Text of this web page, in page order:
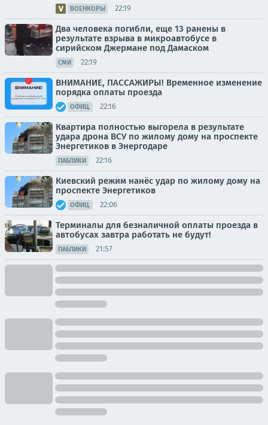
ВОЕНКОРЫ 22:19
Два человека погибли, еще 13 ранены в
результате взрыва в микроавтобусе в
сирийском Джермане под Дамаском
СМИ 22:19
ВНИМАНИЕ, ПАССАЖИРЫ! Временное изменение
порядка оплаты проезда
ОФИЦ. 22:16
Квартира полностью выгорела в результате
удара дрона ВСУ по жилому дому на проспекте
Энергетиков в Энергодаре
ПАБЛИКИ 22:16
Киевский режим нанёс удар по жилому дому на
проспекте Энергетиков
ОФИЦ. 22:06
Терминалы для безналичной оплаты проезда в
автобусах завтра работать не будут!
ПАБЛИКИ 21:57